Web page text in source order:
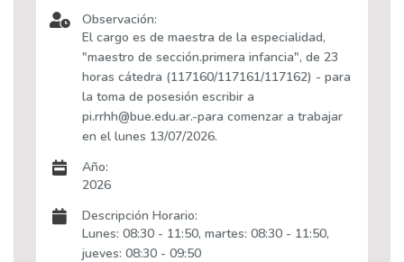
Observación:
El cargo es de maestra de la especialidad,
"maestro de sección.primera infancia", de 23
horas cátedra (117160/117161/117162) - para
la toma de posesión escribir a
pi.rrhh@bue.edu.ar.-para comenzar a trabajar
en el lunes 13/07/2026.
Año:
2026
Descripción Horario:
Lunes: 08:30 - 11:50, martes: 08:30 - 11:50,
jueves: 08:30 - 09:50